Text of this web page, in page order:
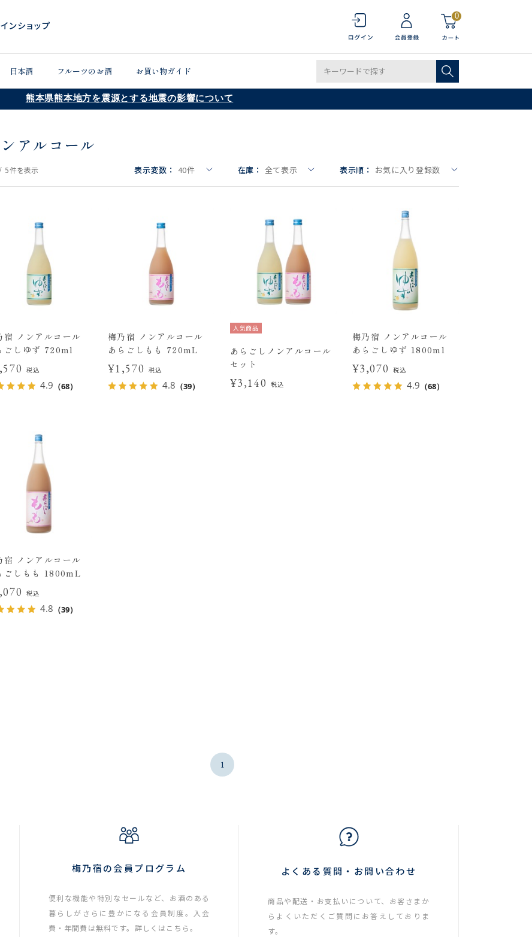
0
日本酒 フルーツのお酒 お買い物ガイド
熊本県熊本地方を震源とする地震の影響について
アルコール
5件を表示 表示変数： 40件 在庫： 全て表示 表示順： お気に入り登録数
宿 ノンアルコール
ごしゆず 720ml
税込
4.9 （68）
梅乃宿 ノンアルコール
あらごしもも 720mL
¥1,570 税込
4.8 （39）
人気商品
あらごしノンアルコール
セット
¥3,140 税込
梅乃宿 ノンアルコール
あらごしゆず 1800ml
¥3,070 税込
4.9 （68）
宿 ノンアルコール
ごしもも 1800mL
税込
4.8 （39）
1
梅乃宿の会員プログラム
便利な機能や特別なセールなど、お酒のある
暮らしがさらに豊かになる会員制度。入会
費・年間費は無料です。詳しくはこちら。
よくある質問・お問い合わせ
商品や配送・お支払いについて、お客さまか
らよくいただくご質問にお答えしておりま
す。